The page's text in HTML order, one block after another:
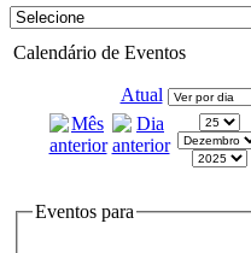
Calendário de Eventos
Atual
Eventos para